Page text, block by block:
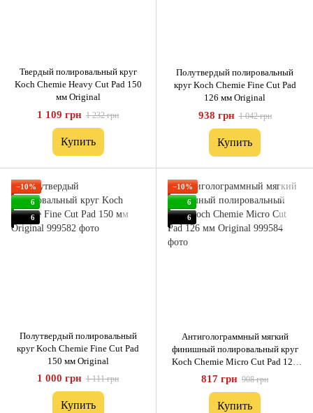
Твердый полировальный круг
Koch Chemie Heavy Cut Pad 150
мм Original
1 109 грн 1 232 грн
Купить
Полутвердый полировальный
круг Koch Chemie Fine Cut Pad
126 мм Original
938 грн 1 042 грн
Купить
−10%
6
6
Полутвердый полировальный
круг Koch Chemie Fine Cut Pad
150 мм Original
1 000 грн 1 111 грн
Купить
−10%
6
6
Антиголограммный мягкий
финишный полировальный круг
Koch Chemie Micro Cut Pad 126
мм Original
817 грн 908 грн
Купить